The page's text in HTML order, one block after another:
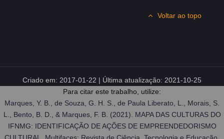
Voltar ao topo
Criado em: 2017-01-22 | Última atualização: 2021-10-25
Para citar este trabalho, utilize:
Marques, Y. B., de Souza, G. H. S., de Paula Liberato, L., Morais, S.
L., Bento, B. D., & Marques, F. B. (2021). MAPA DAS CULTURAS DO
IFNMG: IDENTIFICAÇÃO DE AÇÕES DE EMPREENDEDORISMO